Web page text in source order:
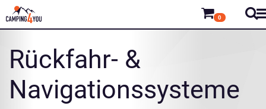
0
Rückfahr- &
Navigationssysteme